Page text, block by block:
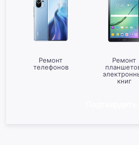
Ремонт
телефонов
Ремонт
книг